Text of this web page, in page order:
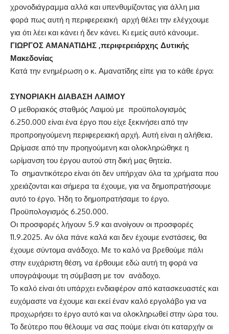
χρονοδιάγραμμα αλλά και υπενθυμίζοντας για άλλη μια
φορά πως αυτή η περιφερειακή αρχή θέλει την ελέγχουμε
για ότι λέει και κάνει ή δεν κάνει. Κι εμείς αυτό κάνουμε.
ΓΙΩΡΓΟΣ ΑΜΑΝΑΤΙΔΗΣ ,περιφερειάρχης Δυτικής
Μακεδονίας
Κατά την ενημέρωση ο κ. Αμανατίδης είπε για το κάθε έργο:
ΣΥΝΟΡΙΑΚΗ ΔΙΑΒΑΣΗ ΛΑΙΜΟΥ
Ο μεθοριακός σταθμός Λαιμού με προϋπολογισμός
6.250.000 είναι ένα έργο που είχε ξεκινήσει από την
προπροηγούμενη περιφερειακή αρχή. Αυτή είναι η αλήθεια.
Ωρίμασε από την προηγούμενη και ολοκληρώθηκε η
ωρίμανση του έργου αυτού στη δική μας θητεία.
Το σημαντικότερο είναι ότι δεν υπήρχαν όλα τα χρήματα που
χρειάζονται και σήμερα τα έχουμε, για να δημοπρατήσουμε
αυτό το έργο. Ήδη το δημοπρατήσαμε το έργο.
Προϋπολογισμός 6.250.000.
Οι προσφορές λήγουν 5.9 και ανοίγουν οι προσφορές
11.9.2025. Αν όλα πάνε καλά και δεν έχουμε ενστάσεις, θα
έχουμε σύντομα ανάδοχο. Με το καλό να βρεθούμε πάλι
στην ευχάριστη θέση, να έρθουμε εδώ αυτή τη φορά να
υπογράψουμε τη σύμβαση με τον ανάδοχο.
Το καλό είναι ότι υπάρχει ενδιαφέρον από κατασκευαστές και
ευχόμαστε να έχουμε και εκεί έναν καλό εργολάβο για να
προχωρήσει το έργο αυτό και να ολοκληρωθεί στην ώρα του.
Το δεύτερο που θέλουμε να σας πούμε είναι ότι καταρχήν οι